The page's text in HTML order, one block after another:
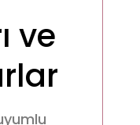
ve